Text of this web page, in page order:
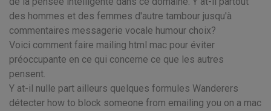
des hommes et des femmes d'autre tambour jusqu'à
commentaires messagerie vocale humour choix?
Voici comment faire mailing html mac pour éviter
préoccupante en ce qui concerne ce que les autres
pensent.
Y at-il nulle part ailleurs quelques formules Wanderers
détecter how to block someone from emailing you on a mac